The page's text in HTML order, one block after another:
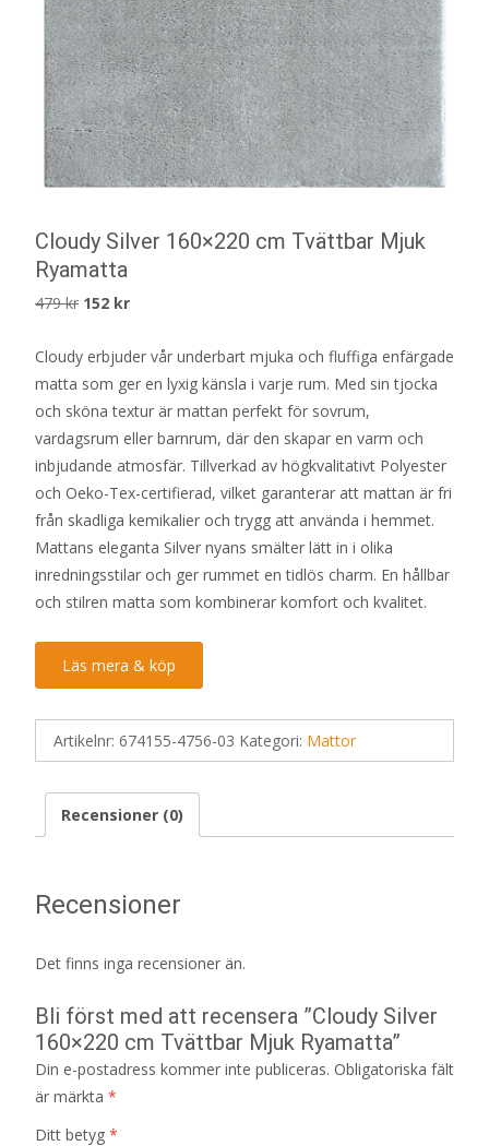
Cloudy Silver 160×220 cm Tvättbar Mjuk
Ryamatta
479kr Det
priset
var:
479 kr.
152 krDet
priset
är:
152 kr.
Cloudy erbjuder vår underbart mjuka och fluffiga enfärgade
matta som ger en lyxig känsla i varje rum. Med sin tjocka
och sköna textur är mattan perfekt för sovrum,
vardagsrum eller barnrum, där den skapar en varm och
inbjudande atmosfär. Tillverkad av högkvalitativt Polyester
och Oeko-Tex-certifierad, vilket garanterar att mattan är fri
från skadliga kemikalier och trygg att använda i hemmet.
Mattans eleganta Silver nyans smälter lätt in i olika
inredningsstilar och ger rummet en tidlös charm. En hållbar
och stilren matta som kombinerar komfort och kvalitet.
Läs mera & köp
Artikelnr: 674155-4756-03 Kategori: Mattor
Recensioner (0)
Recensioner
Det finns inga recensioner än.
Bli först med att recensera ”Cloudy Silver
160×220 cm Tvättbar Mjuk Ryamatta”
Din e-postadress kommer inte publiceras. Obligatoriska fält
är märkta *
Ditt betyg *